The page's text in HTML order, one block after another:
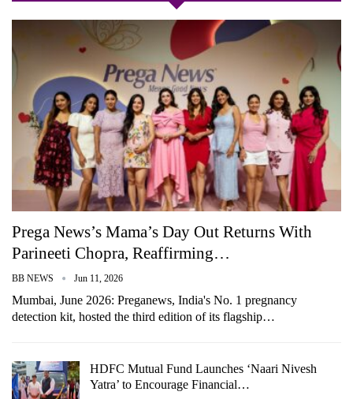
Prega News’s Mama’s Day Out Returns With
Parineeti Chopra, Reaffirming…
BB NEWS Jun 11, 2026
Mumbai, June 2026: Preganews, India's No. 1 pregnancy
detection kit, hosted the third edition of its flagship…
HDFC Mutual Fund Launches ‘Naari Nivesh
Yatra’ to Encourage Financial…